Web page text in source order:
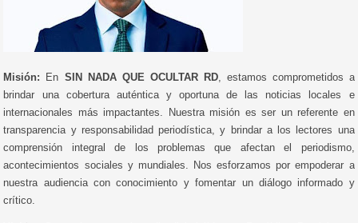
Misión: En SIN NADA QUE OCULTAR RD, estamos comprometidos a
brindar una cobertura auténtica y oportuna de las noticias locales e
internacionales más impactantes. Nuestra misión es ser un referente en
transparencia y responsabilidad periodística, y brindar a los lectores una
comprensión integral de los problemas que afectan el periodismo,
acontecimientos sociales y mundiales. Nos esforzamos por empoderar a
nuestra audiencia con conocimiento y fomentar un diálogo informado y
crítico.